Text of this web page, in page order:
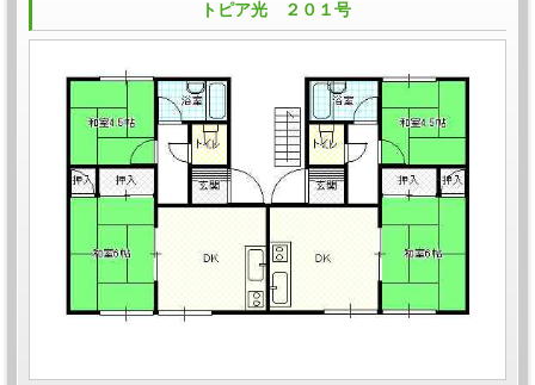
トピア光 ２０１号